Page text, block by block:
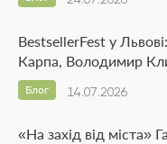
BestsellerFest у
Карпа, Володимир
14.07.2026
Блог
«На захід від міста»